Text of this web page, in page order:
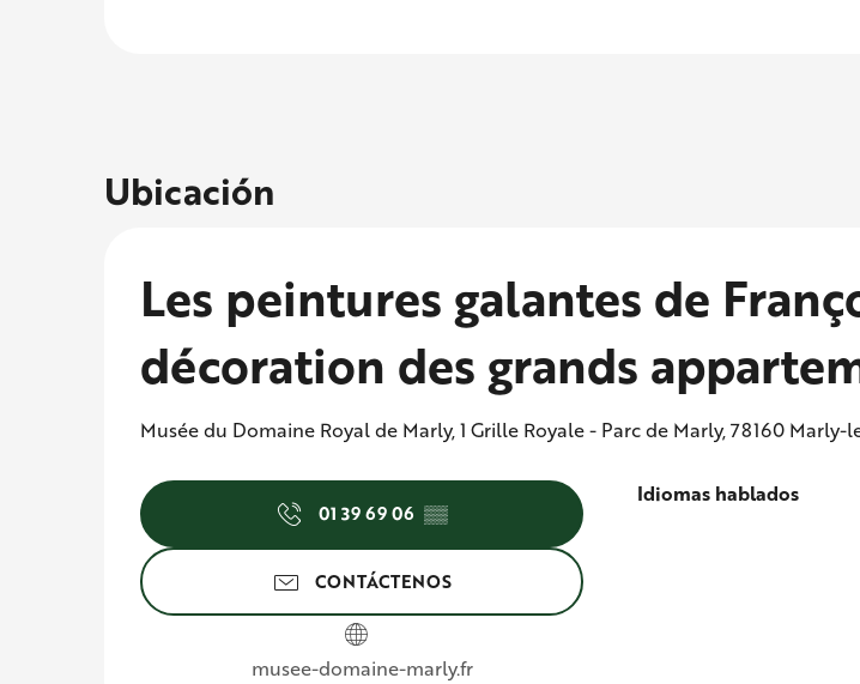
Ubicación
Les peintures galantes de
décoration des grands
Musée du Domaine Royal de Marly, 1 Grille Royale - Parc de Marly, 78160 Marly-
01 39 69 06 ▒▒
CONTÁCTENOS
musee-domaine-marly.fr
Idiomas hablados
Idiomas hablados